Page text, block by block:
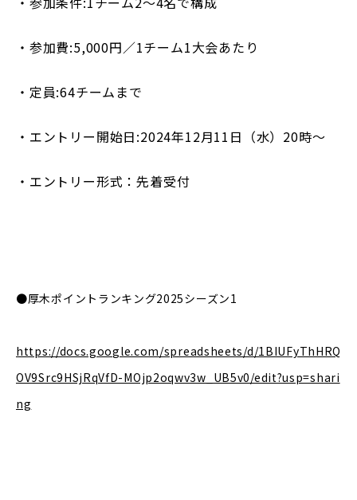
・参加費:5,000円／1チーム1大会あたり
・定員:64チームまで
・エントリー開始日:2024年12月11日（水）20時～
・エントリー形式：先着受付
●厚木ポイントランキング2025シーズン1
https://docs.google.com/spreadsheets/d/1BIUFyThHRQ
OV9Src9HSjRqVfD-MOjp2oqwv3w_UB5v0/edit?usp=shari
ng